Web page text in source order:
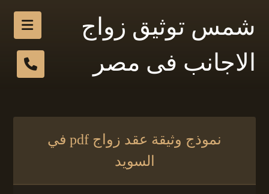
شمس توثيق زواج
الاجانب فى مصر
نموذج وثيقة عقد زواج pdf في
السويد